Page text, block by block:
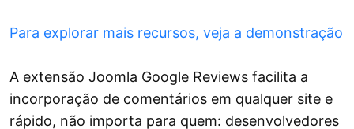
Para explorar mais recursos, veja a demonstração
A extensão Joomla Google Reviews facilita a
incorporação de comentários em qualquer site e
rápido, não importa para quem: desenvolvedores